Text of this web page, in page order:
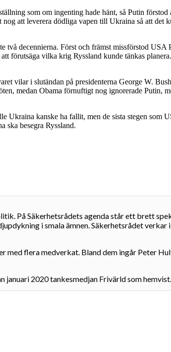
som om ingenting hade hänt, så Putin förstod
att leverera dödliga vapen till Ukraina så att det
decennierna. Först och främst missförstod USA
förutsäga vilka krig Ryssland kunde tänkas
vilar i slutändan på presidenterna George W.
medan Obama förnuftigt nog ignorerade Putin,
Ukraina kanske ha fallit, men de sista stegen som
ska besegra Ryssland.
På Säkerhetsrådets agenda står ett brett
i smala ämnen. Säkerhetsrådet verkar
med flera medverkat. Bland dem ingår Peter
januari 2020 tankesmedjan Frivärld som hemvist.